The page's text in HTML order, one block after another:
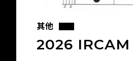
其他
2026 IRCAM